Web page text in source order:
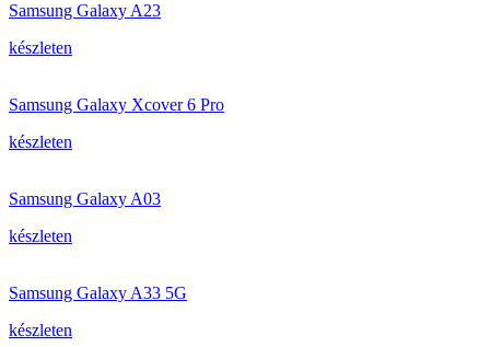
Samsung Galaxy A23
készleten
Samsung Galaxy Xcover 6 Pro
készleten
Samsung Galaxy A03
készleten
Samsung Galaxy A33 5G
készleten